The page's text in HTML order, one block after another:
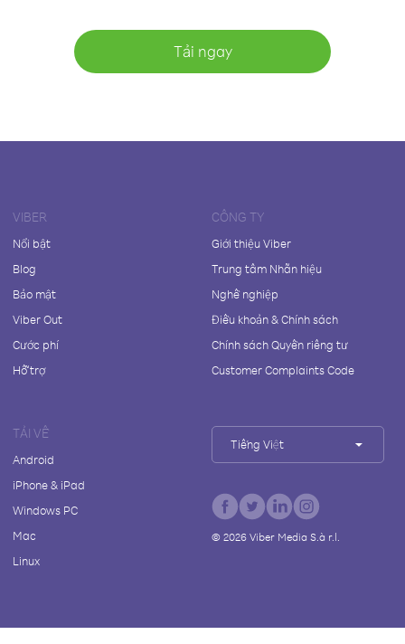
Tải ngay
VIBER
Nổi bật
Blog
Bảo mật
Viber Out
Cước phí
Hỗ trợ
CÔNG TY
Giới thiệu Viber
Trung tâm Nhãn hiệu
Nghề nghiệp
Điều khoản & Chính sách
Chính sách Quyền riêng tư
Customer Complaints Code
TẢI VỀ
Android
iPhone & iPad
Windows PC
Mac
Linux
Tiếng Việt
© 2026Viber Media S.à r.l.